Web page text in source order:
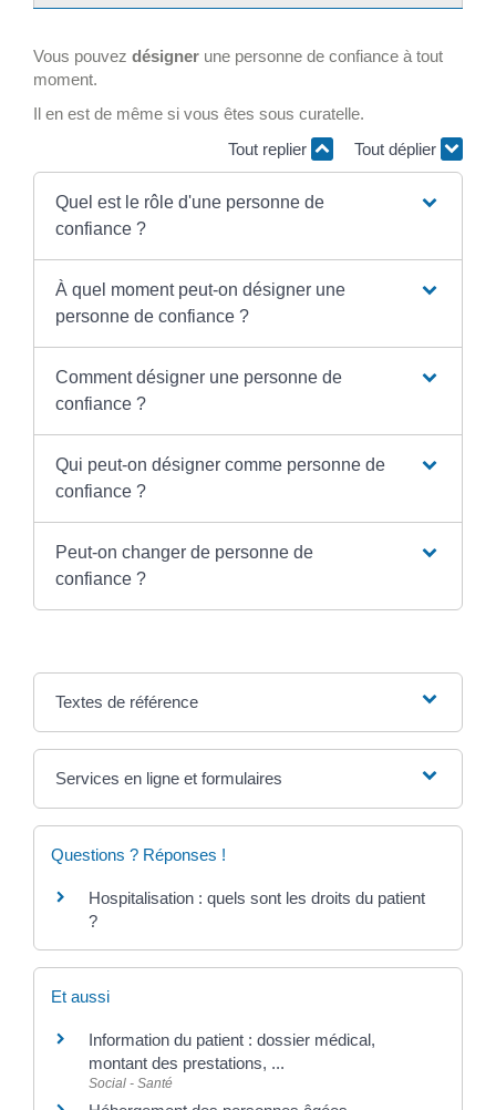
Vous pouvez désigner une personne de confiance à tout
moment.
Il en est de même si vous êtes sous curatelle.
Tout replier
Tout déplier
Quel est le rôle d'une personne de
confiance ?
À quel moment peut-on désigner une
personne de confiance ?
Comment désigner une personne de
confiance ?
Qui peut-on désigner comme personne de
confiance ?
Peut-on changer de personne de
confiance ?
Textes de référence
Services en ligne et formulaires
Questions ? Réponses !
Hospitalisation : quels sont les droits du patient
?
Et aussi
Information du patient : dossier médical,
montant des prestations, ...
Social - Santé